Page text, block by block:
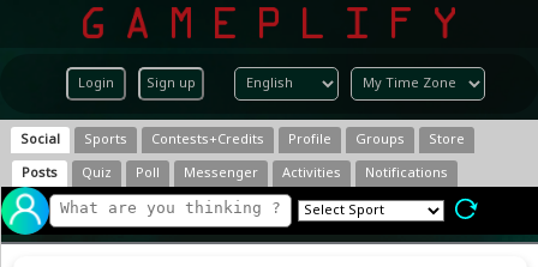
Login Sign up
Social Sports Contests+Credits Profile Groups
Store
Posts
Quiz Poll Messenger Activities Notifications